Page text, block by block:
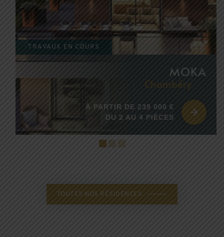
TRAVAUX EN COURS
MOKA
Chambéry
À PARTIR DE 239 000 €
DU 2 AU 4 PIÈCES
TOUTES NOS RÉSIDENCES